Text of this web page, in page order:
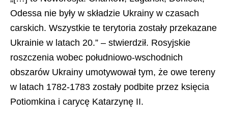
Odessa nie były w składzie Ukrainy w czasach
carskich. Wszystkie te terytoria zostały przekazane
Ukrainie w latach 20.” – stwierdził. Rosyjskie
roszczenia wobec południowo-wschodnich
obszarów Ukrainy umotywował tym, że owe tereny
w latach 1782-1783 zostały podbite przez księcia
Potiomkina i carycę Katarzynę II.